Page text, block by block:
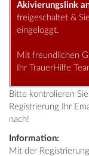
Akivierungslink
freigeschaltet &
eingeloggt.
Mit freundlichen
Ihr TrauerHilfe
Bitte kontrolieren
Registrierung Ihr
nach!
Information:
Mit der